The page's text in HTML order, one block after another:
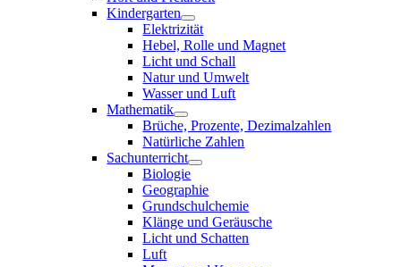
Kindergarten
Elektrizität
Hebel, Rolle und Magnet
Licht und Schall
Natur und Umwelt
Wasser und Luft
Mathematik
Brüche, Prozente, Dezimalzahlen
Natürliche Zahlen
Sachunterricht
Biologie
Geographie
Grundschulchemie
Klänge und Geräusche
Licht und Schatten
Luft